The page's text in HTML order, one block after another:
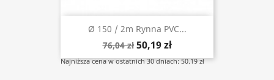
Ø 150 / 2m Rynna PVC...
76,04 zł 50,19 zł
Najniższa cena w ostatnich 30 dniach: 50.19 zł